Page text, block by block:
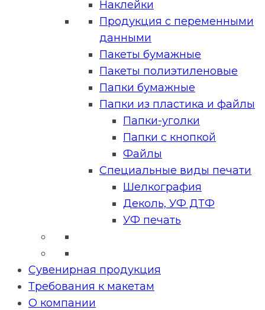
Наклейки
Продукция с переменными
данными
Пакеты бумажные
Пакеты полиэтиленовые
Папки бумажные
Папки из пластика и файлы
Папки-уголки
Папки с кнопкой
Файлы
Специальные виды печати
Шелкография
Деколь, УФ ДТФ
УФ печать
Сувенирная продукция
Требования к макетам
О компании